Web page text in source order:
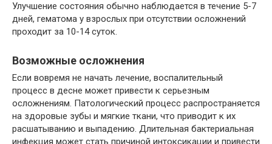
Улучшение состояния обычно наблюдается в течение 5-7
дней, гематома у взрослых при отсутствии осложнений
проходит за 10-14 суток.
Возможные осложнения
Если вовремя не начать лечение, воспалительный
процесс в десне может привести к серьезным
осложнениям. Патологический процесс распространяется
на здоровые зубы и мягкие ткани, что приводит к их
расшатыванию и выпадению. Длительная бактериальная
инфекция может стать причиной интоксикации и привести